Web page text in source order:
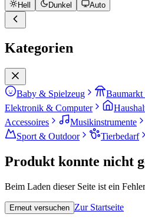
Hell Dunkel Auto
Kategorien
Baby & Spielzeug Baumarkt
Elektronik & Computer
Accessoires
Musikinstrumente
Sport & Outdoor
Tierbedarf
Produkt konnte nicht
Beim Laden dieser Seite ist ein
Erneut versuchen Zur Startseite